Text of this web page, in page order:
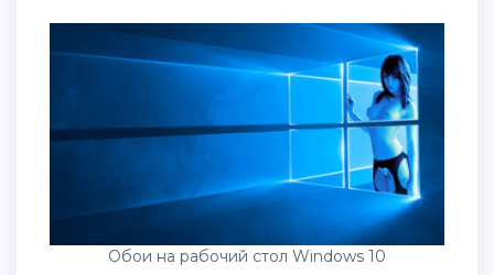
Обои на рабочий стол Windows 10